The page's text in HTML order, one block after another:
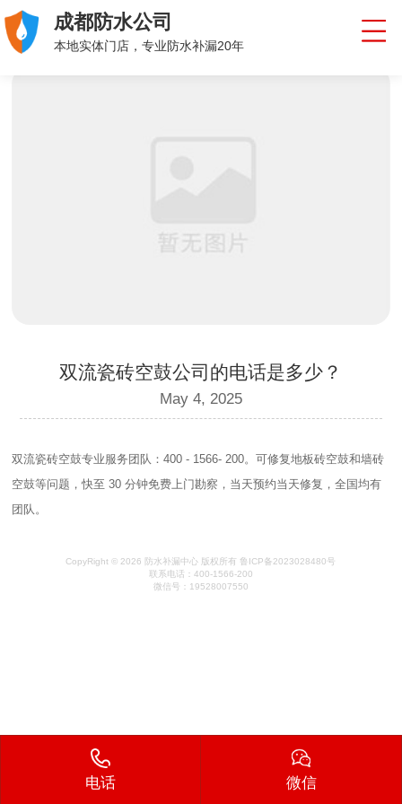
成都防水公司
本地实体门店，专业防水补漏20年
双流瓷砖空鼓公司的电话是多少？
May 4, 2025
双流瓷砖空鼓专业服务团队：400 - 1566- 200。可修复地板砖空鼓和墙砖
空鼓等问题，快至 30 分钟免费上门勘察，当天预约当天修复，全国均有
团队。
CopyRight © 2026 防水补漏中心 版权所有 鲁ICP备2023028480号
联系电话：400-1566-200
微信号：19528007550
电话 微信